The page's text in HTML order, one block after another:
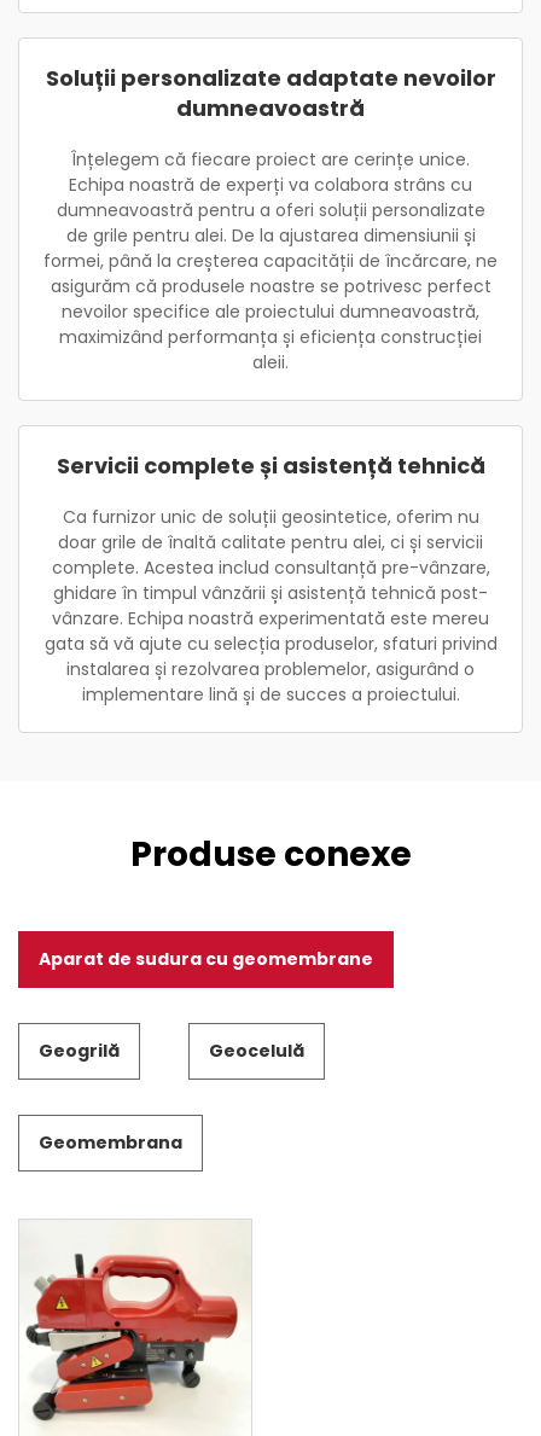
Soluții personalizate adaptate nevoilor
dumneavoastră
Înțelegem că fiecare proiect are cerințe unice.
Echipa noastră de experți va colabora strâns cu
dumneavoastră pentru a oferi soluții personalizate
de grile pentru alei. De la ajustarea dimensiunii și
formei, până la creșterea capacității de încărcare, ne
asigurăm că produsele noastre se potrivesc perfect
nevoilor specifice ale proiectului dumneavoastră,
maximizând performanța și eficiența construcției
aleii.
Servicii complete și asistență tehnică
Ca furnizor unic de soluții geosintetice, oferim nu
doar grile de înaltă calitate pentru alei, ci și servicii
complete. Acestea includ consultanță pre-vânzare,
ghidare în timpul vânzării și asistență tehnică post-
vânzare. Echipa noastră experimentată este mereu
gata să vă ajute cu selecția produselor, sfaturi privind
instalarea și rezolvarea problemelor, asigurând o
implementare lină și de succes a proiectului.
Produse conexe
Aparat de sudura cu geomembrane
Geogrilă Geocelulă
Geomembrana